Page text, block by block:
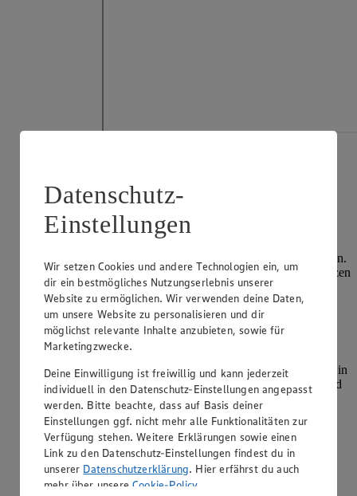
Einmalig erlauben
Für alle Videos erlauben
Datenschutz-Einstellungen
Den Teig für 30 Minuten an einem warmen Ort gehen lassen.
Die passierten Tomaten mit Oregano, Salz und Pfeffer würzen
und bereithalten.
Den Teig auf einer mit Mehl bestäubten Arbeitsfläche
ausrollen und in 10 Vierecke teilen.
Die Pizzastücke zur Hälfte mit der vorbereiteten
Tomatensauce bestreichen. Die Salami und den Mozzarella in
Scheiben schneiden. Den Basilikum abzupfen, waschen und
in eine Schale geben.
Die Pizzataschen mit Salami und Mozzarella belegen und
verschließen.
Den Backofen auf 220 °C Umluft vorheizen und die
Pizzataschen zwölf Minuten backen. Die fertigen
Datenschutz-
Einstellungen
Wir setzen Cookies und andere Technologien ein, um
dir ein bestmögliches Nutzungserlebnis unserer
Website zu ermöglichen. Wir verwenden deine Daten,
um unsere Website zu personalisieren und dir
möglichst relevante Inhalte anzubieten, sowie für
Marketingzwecke.
Deine Einwilligung ist freiwillig und kann jederzeit
individuell in den Datenschutz-Einstellungen angepasst
werden. Bitte beachte, dass auf Basis deiner
Einstellungen ggf. nicht mehr alle Funktionalitäten zur
Verfügung stehen. Weitere Erklärungen sowie einen
Link zu den Datenschutz-Einstellungen findest du in
unserer Datenschutzerklärung. Hier erfährst du auch
mehr über unsereCookie-Policy.